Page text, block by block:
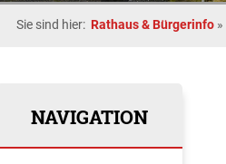
Sie sind hier: Rathaus & Bürgerinfo »
NAVIGATION